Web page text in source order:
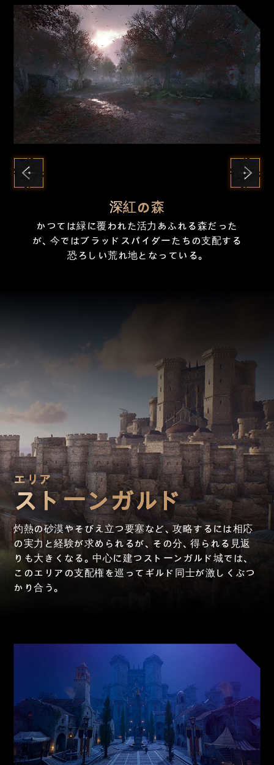
深紅の森
かつては緑に覆われた活力あふれる森だった
が、今ではブラッドスパイダーたちの支配する
恐ろしい荒れ地となっている。
無数のアンデッドが蔓延る古代の王の地下墓
地。その最深部には、グリダルの五人の弟子の
ひとりであるシレウスが身を潜めている。
アーキウム軍団の侵攻に対する最後の砦。この
地に住まう人々にとって、希望と復興の象徴で
もある。
謎多きシラベス教団の拠点のひとつ。不死に関
する秘密が眠っていると噂されている。
フォノス族のオークの拠点で、彼らの信奉する
神であるプラマカンを讃える「火の祭り」が行
われている。
エリア
ストーンガルド
灼熱の砂漠やそびえ立つ要塞など、攻略するには相応
の実力と経験が求められるが、その分、得られる見返
りも大きくなる。中心に建つストーンガルド城では、
このエリアの支配権を巡ってギルド同士が激しくぶつ
かり合う。